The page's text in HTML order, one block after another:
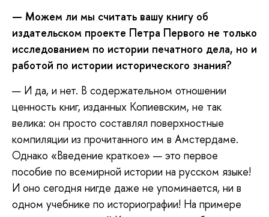
— Можем ли мы считать вашу книгу об
издательском проекте Петра Первого не только
исследованием по истории печатного дела, но и
работой по истории исторического знания?
— И да, и нет. В содержательном отношении
ценность книг, изданных Копиевским, не так
велика: он просто составлял поверхностные
компиляции из прочитанного им в Амстердаме.
Однако «Введение краткое» — это первое
пособие по всемирной истории на русском языке!
И оно сегодня нигде даже не упоминается, ни в
одном учебнике по историографии! На примере